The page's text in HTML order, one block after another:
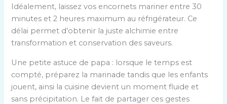
Idéalement, laissez vos encornets mariner entre 30
minutes et 2 heures maximum au réfrigérateur. Ce
délai permet d’obtenir la juste alchimie entre
transformation et conservation des saveurs.
Une petite astuce de papa : lorsque le temps est
compté, préparez la marinade tandis que les enfants
jouent, ainsi la cuisine devient un moment fluide et
sans précipitation. Le fait de partager ces gestes